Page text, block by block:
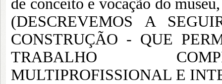
de conceito e vocação do
(DESCREVEMOS A
CONSTRUÇÃO - QUE
TRABALHO
MULTIPROFISSIONAL E